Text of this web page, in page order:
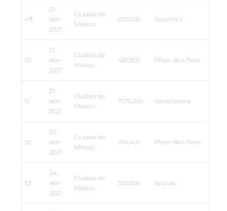
49
21-
abr-
2021
Ciudad de
México
200,000 Sputnik V
50
21-
abr-
2021
Ciudad de
México
487,500 Pfizer-BioNTech
51
21-
abr-
2021
Ciudad de
México
1’075,200 AstraZeneca
52
22-
abr-
2021
Ciudad de
México
374,400 Pfizer-BioNTech
53
24-
abr-
2021
Ciudad de
México
500,000 Sinovac